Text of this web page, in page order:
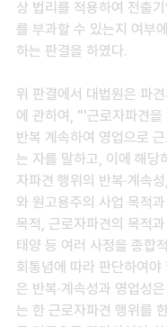
상 법리를 적용하여 전출
를 부과할 수 있는지 여부
하는 판결을 하였다.
위 판결에서 대법원은 파
에 관하여, "'근로자파견을
반복 계속하여 영업으로
는 자를 말하고, 이에 해당
자파견 행위의 반복·계속
와 원고용주의 사업 목적
목적, 근로자파견의 목적
태양 등 여러 사정을 종합
회통념에 따라 판단하여야
은 반복·계속성과 영업성
는 한 근로자파견 행위를